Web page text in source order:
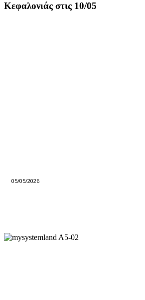
Κεφαλονιάς στις 10/05
05/05/2026